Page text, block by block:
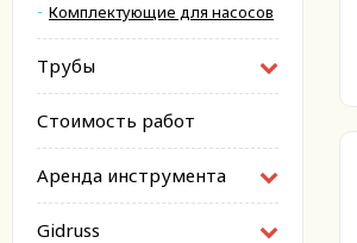
Комплектующие для насосов
Трубы
Стоимость работ
Аренда инструмента
Gidruss